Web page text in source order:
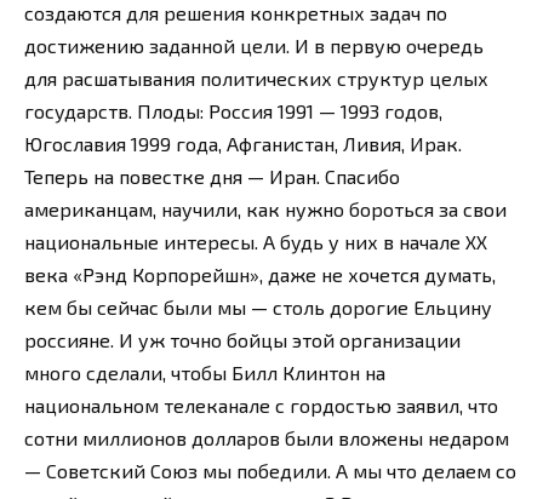
создаются для решения конкретных задач по
достижению заданной цели. И в первую очередь
для расшатывания политических структур целых
государств. Плоды: Россия 1991 — 1993 годов,
Югославия 1999 года, Афганистан, Ливия, Ирак.
Теперь на повестке дня — Иран. Спасибо
американцам, научили, как нужно бороться за свои
национальные интересы. А будь у них в начале XX
века «Рэнд Корпорейшн», даже не хочется думать,
кем бы сейчас были мы — столь дорогие Ельцину
россияне. И уж точно бойцы этой организации
много сделали, чтобы Билл Клинтон на
национальном телеканале с гордостью заявил, что
сотни миллионов долларов были вложены недаром
— Советский Союз мы победили. А мы что делаем со